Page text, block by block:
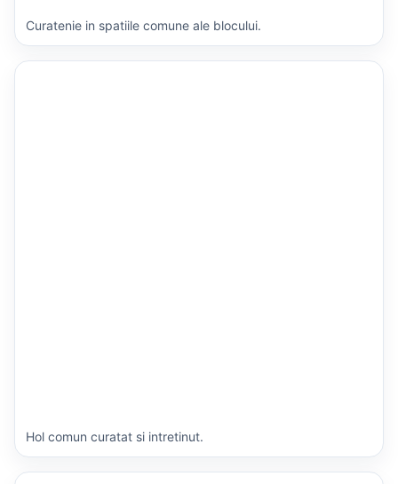
Curatenie in spatiile comune ale blocului.
Hol comun curatat si intretinut.